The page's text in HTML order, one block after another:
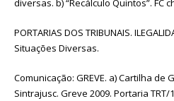
diversas. b) “Recálculo Quintos”. FC
PORTARIAS DOS TRIBUNAIS.
Situações Diversas.
Comunicação: GREVE. a) Cartilha de
Sintrajusc. Greve 2009. Portaria TRT/